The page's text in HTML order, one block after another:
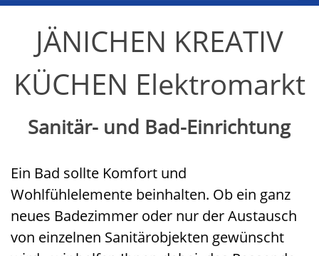
JÄNICHEN KREATIV
KÜCHEN Elektromarkt
Sanitär- und Bad-Einrichtung
Ein Bad sollte Komfort und
Wohlfühlelemente beinhalten. Ob ein ganz
neues Badezimmer oder nur der Austausch
von einzelnen Sanitärobjekten gewünscht